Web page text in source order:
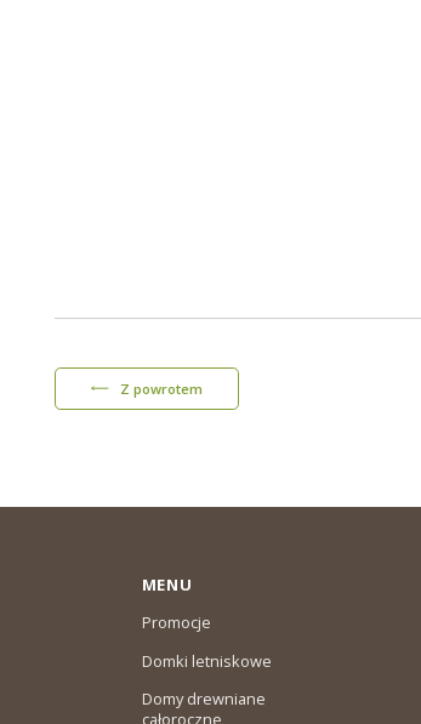
Z powrotem
MENU
Promocje
Domki letniskowe
Domy drewniane
całoroczne